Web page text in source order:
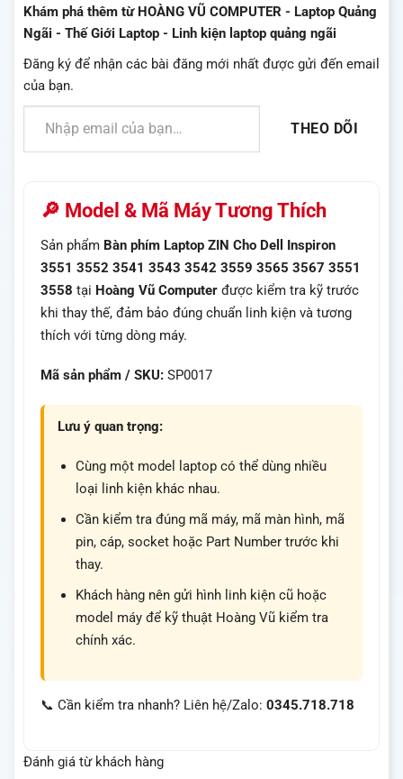
Khám phá thêm từ HOÀNG VŨ COMPUTER - Laptop Quảng
Ngãi - Thế Giới Laptop - Linh kiện laptop quảng ngãi
Đăng ký để nhận các bài đăng mới nhất được gửi đến email
của bạn.
Nhập email của bạn…
THEO DÕI
🔎 Model & Mã Máy Tương Thích
Sản phẩm Bàn phím Laptop ZIN Cho Dell Inspiron
3551 3552 3541 3543 3542 3559 3565 3567 3551
3558 tại Hoàng Vũ Computer được kiểm tra kỹ trước
khi thay thế, đảm bảo đúng chuẩn linh kiện và tương
thích với từng dòng máy.
Mã sản phẩm / SKU: SP0017
Lưu ý quan trọng:
Cùng một model laptop có thể dùng nhiều
loại linh kiện khác nhau.
Cần kiểm tra đúng mã máy, mã màn hình, mã
pin, cáp, socket hoặc Part Number trước khi
thay.
Khách hàng nên gửi hình linh kiện cũ hoặc
model máy để kỹ thuật Hoàng Vũ kiểm tra
chính xác.
📞 Cần kiểm tra nhanh? Liên hệ/Zalo: 0345.718.718
Đánh giá từ khách hàng